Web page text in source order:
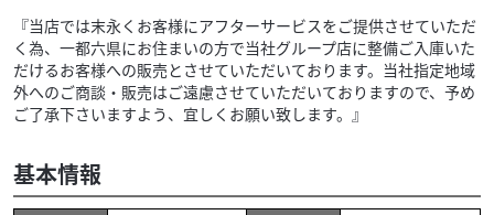
『当店では末永くお客様にアフターサービスをご提供させていただ
く為、一都六県にお住まいの方で当社グループ店に整備ご入庫いた
だけるお客様への販売とさせていただいております。当社指定地域
外へのご商談・販売はご遠慮させていただいておりますので、予め
ご了承下さいますよう、宜しくお願い致します。』
基本情報